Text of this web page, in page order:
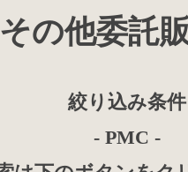
の他委託
絞り込み条件
- PMC -